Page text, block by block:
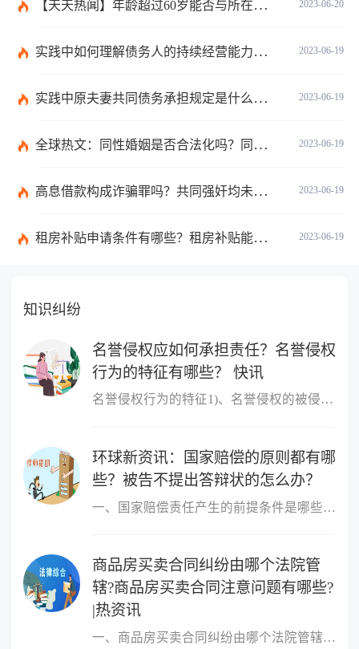
2023-06-20
【天天热闻】年龄超过60岁能否与所在单位建立劳动关系？领取退休金有哪些条件？
2023-06-19
实践中如何理解债务人的持续经营能力？有什么债务人财务的影响？
2023-06-19
实践中原夫妻共同债务承担规定是什么？离婚时债权分割依据是什么？
2023-06-19
全球热文：同性婚姻是否合法化吗？同性婚姻合法国家有哪些？
2023-06-19
高息借款构成诈骗罪吗？共同强奸均未遂是否构成轮奸？
2023-06-19
租房补贴申请条件有哪些？租房补贴能拿几年？|天天快播
知识纠纷
名誉侵权应如何承担责任？名誉侵权
行为的特征有哪些？ 快讯
名誉侵权行为的特征1)、名誉侵权的被侵害人是特定的人。当然不一定
环球新资讯：国家赔偿的原则都有哪
些？被告不提出答辩状的怎么办？
一、国家赔偿责任产生的前提条件是哪些国家赔偿责任产生的前提条件
商品房买卖合同纠纷由哪个法院管
辖?商品房买卖合同注意问题有哪些?
|热资讯
一、商品房买卖合同纠纷由哪个法院管辖?很多人的概念中，只要是房屋